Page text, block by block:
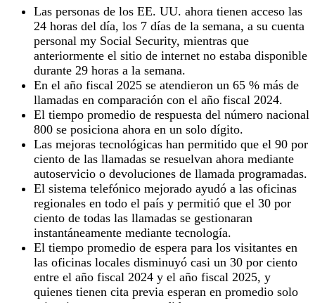
Las personas de los EE. UU. ahora tienen acceso las
24 horas del día, los 7 días de la semana, a su cuenta
personal my Social Security, mientras que
anteriormente el sitio de internet no estaba disponible
durante 29 horas a la semana.
En el año fiscal 2025 se atendieron un 65 % más de
llamadas en comparación con el año fiscal 2024.
El tiempo promedio de respuesta del número nacional
800 se posiciona ahora en un solo dígito.
Las mejoras tecnológicas han permitido que el 90 por
ciento de las llamadas se resuelvan ahora mediante
autoservicio o devoluciones de llamada programadas.
El sistema telefónico mejorado ayudó a las oficinas
regionales en todo el país y permitió que el 30 por
ciento de todas las llamadas se gestionaran
instantáneamente mediante tecnología.
El tiempo promedio de espera para los visitantes en
las oficinas locales disminuyó casi un 30 por ciento
entre el año fiscal 2024 y el año fiscal 2025, y
quienes tienen cita previa esperan en promedio solo